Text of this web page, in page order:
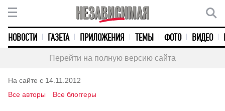
НОВОСТИ ГАЗЕТА ПРИЛОЖЕНИЯ ТЕМЫ ФОТО ВИДЕО
Перейти на полную версию сайта
На сайте с 14.11.2012
Все авторы
Все блоггеры